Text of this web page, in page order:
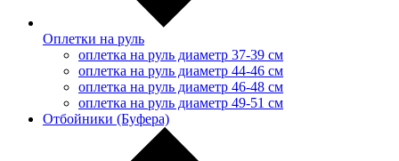
Оплетки на руль
оплетка на руль диаметр 37-39 см
оплетка на руль диаметр 44-46 см
оплетка на руль диаметр 46-48 см
оплетка на руль диаметр 49-51 см
Отбойники (Буфера)